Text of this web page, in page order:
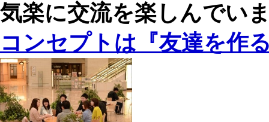
気楽に交流を楽しんでい
コンセプトは『友達を作